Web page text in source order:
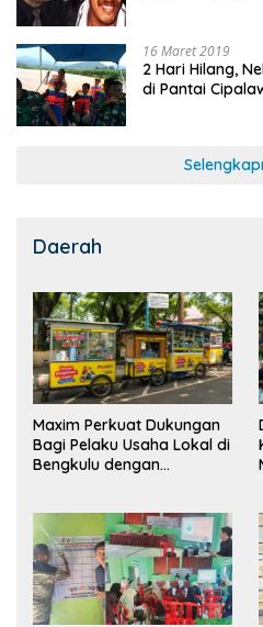
16 Maret 2019
2 Hari Hilang,
di Pantai
Daerah
Maxim Perkuat Dukungan
Bagi Pelaku Usaha Lokal di
Bengkulu dengan
Pasar